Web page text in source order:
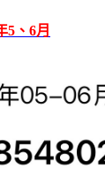
5、6月